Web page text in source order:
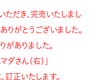
だき、完売いたしまし
りがとうございました。
ありました。
ダさん（右）」
訂正いたします。